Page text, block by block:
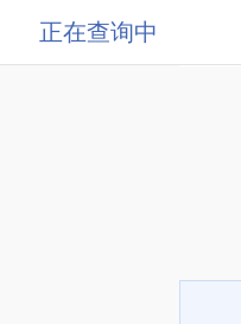
正在查询中